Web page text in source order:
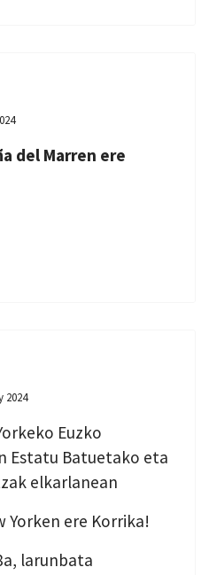
del Marren ere
2024
Euzko
Estatu Batuetako eta
elkarlanean
Yorken ere Korrika!
larunbata